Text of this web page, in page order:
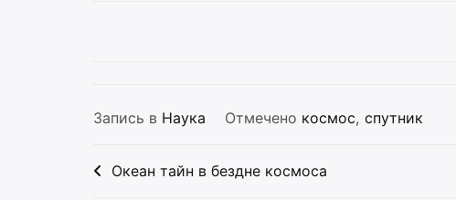
Запись в Наука Отмечено космос, спутник
Навигация
Океан тайн в бездне космоса